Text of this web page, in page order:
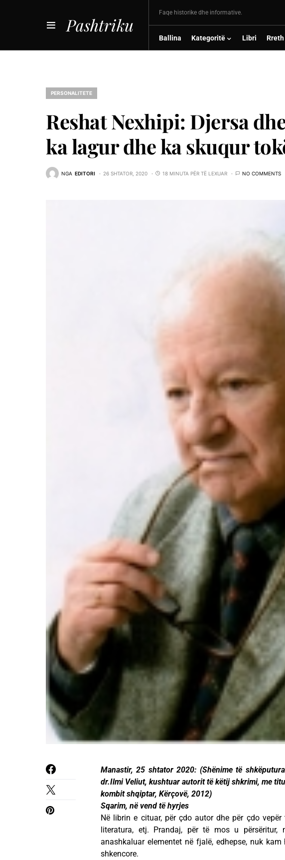
Pashtriku
Faqe historike dhe informative.
Ballina Kategoritë Libri
PERSONALITETE
Reshat Nexhipi: Djersa
ka lagur dhe ka skuqur
NGA EDITORI 26 SHTATOR, 2020 18 MINUTA PËR TË LEXUAR NO COMMENTS
Manastir, 25 shtator 2020: (Shënime të
dr.Ilmi Veliut, kushtuar autorit të këtij shkrimi, me
kombit shqiptar, Kërçovë, 2012)
Sqarim, në vend të hyrjes
Në librin e cituar, për çdo autor dhe për çdo
literatura, etj. Prandaj, për të mos u
anashkaluar elementet në fjalë, edhepse, nuk
shkencore.